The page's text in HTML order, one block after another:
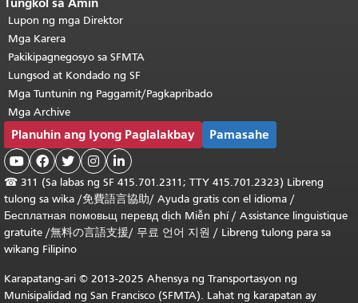
Lupon ng mga Direktor
Mga Karera
Pakikipagnegosyo sa SFMTA
Lungsod at Kondado ng SF
Mga Tuntunin ng Paggamit/Pagkapribado
Mga Archive
Planuhin ang Iyong Paglalakbay Pamasahe
    
☎ 311 (Sa labas ng SF 415.701.2311; TTY 415.701.2323) Libreng
tulong sa wika /免費語言協助/ Ayuda gratis con el idioma /
Бесплатная помовьщ перевд dịch Miễn phí/ Assistance linguistique
gratuite /無料の言語支援/ 무료 언어 지원 / Libreng tulong para sa
wikang Filipino
Karapatang-ari © 2013-2025 Ahensya ng Transportasyon ng
Munisipalidad ng San Francisco (SFMTA). Lahat ng karapatan ay